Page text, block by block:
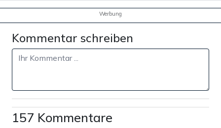
Werbung
Kommentar schreiben
157 Kommentare